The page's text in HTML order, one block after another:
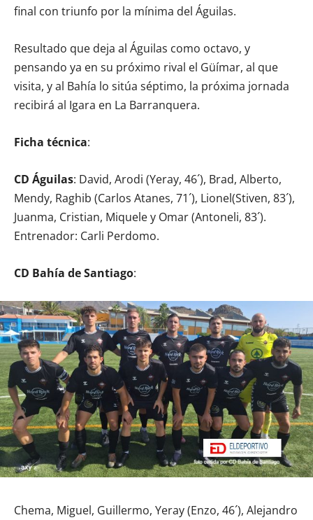
final con triunfo por la mínima del Águilas.
Resultado que deja al Águilas como octavo, y
pensando ya en su próximo rival el Güímar, al que
visita, y al Bahía lo sitúa séptimo, la próxima jornada
recibirá al Igara en La Barranquera.
Ficha técnica:
CD Águilas: David, Arodi (Yeray, 46´), Brad, Alberto,
Mendy, Raghib (Carlos Atanes, 71´), Lionel(Stiven, 83´),
Juanma, Cristian, Miquele y Omar (Antoneli, 83´).
Entrenador: Carli Perdomo.
CD Bahía de Santiago:
Chema, Miguel, Guillermo, Yeray (Enzo, 46´), Alejandro